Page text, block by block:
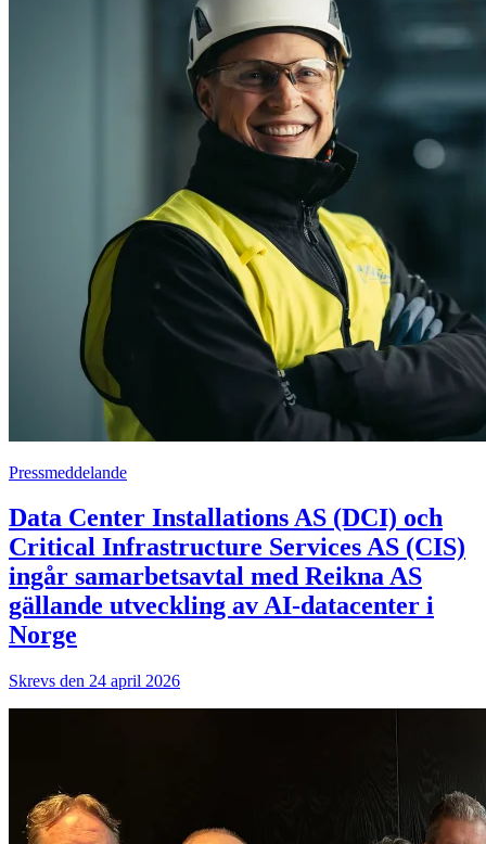
Pressmeddelande
Data Center Installations AS (DCI) och
Critical Infrastructure Services AS (CIS)
ingår samarbetsavtal med Reikna AS
gällande utveckling av AI-datacenter i
Norge
Skrevs den 24 april 2026